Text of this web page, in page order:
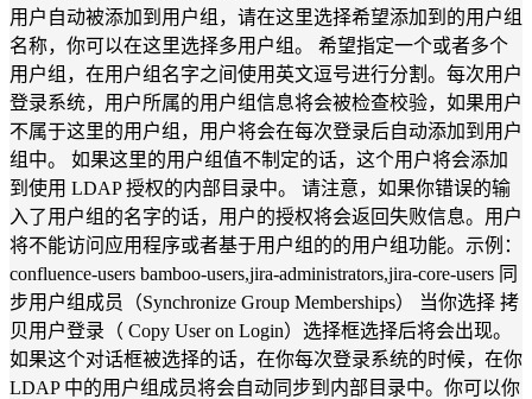
用户自动被添加到用户组，请在这里选择希望添加到的用户组
名称，你可以在这里选择多用户组。 希望指定一个或者多个
用户组，在用户组名字之间使用英文逗号进行分割。每次用户
登录系统，用户所属的用户组信息将会被检查校验，如果用户
不属于这里的用户组，用户将会在每次登录后自动添加到用户
组中。 如果这里的用户组值不制定的话，这个用户将会添加
到使用 LDAP 授权的内部目录中。 请注意，如果你错误的输
入了用户组的名字的话，用户的授权将会返回失败信息。用户
将不能访问应用程序或者基于用户组的的用户组功能。示例：
confluence-users bamboo-users,jira-administrators,jira-core-users 同
步用户组成员（Synchronize Group Memberships） 当你选择 拷
贝用户登录（ Copy User on Login）选择框选择后将会出现。
如果这个对话框被选择的话，在你每次登录系统的时候，在你
LDAP 中的用户组成员将会自动同步到内部目录中。你可以你